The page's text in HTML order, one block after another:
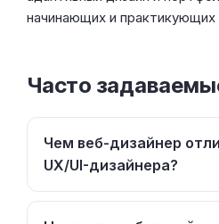
начинающих и практикующих
Часто
Чем веб-дизайнер
UX/UI-дизайнера?